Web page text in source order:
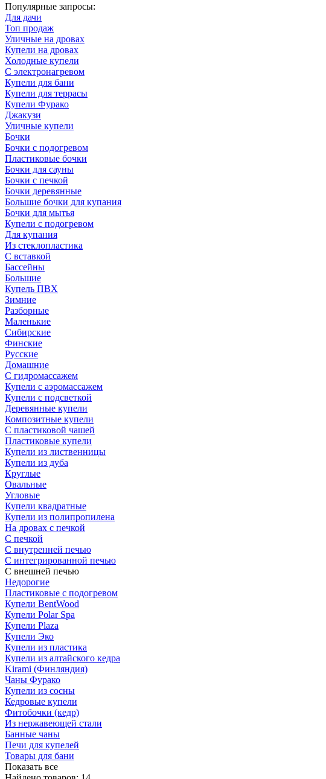
Популярные запросы:
Для дачи
Топ продаж
Уличные на дровах
Купели на дровах
Холодные купели
С электронагревом
Купели для бани
Купели для террасы
Купели Фурако
Джакузи
Уличные купели
Бочки
Бочки с подогревом
Пластиковые бочки
Бочки для сауны
Бочки с печкой
Бочки деревянные
Большие бочки для купания
Бочки для мытья
Купели с подогревом
Для купания
Из стеклопластика
С вставкой
Бассейны
Большие
Купель ПВХ
Зимние
Разборные
Маленькие
Сибирские
Финские
Русские
Домашние
С гидромассажем
Купели с аэромассажем
Купели с подсветкой
Деревянные купели
Композитные купели
С пластиковой чашей
Пластиковые купели
Купели из лиственницы
Купели из дуба
Круглые
Овальные
Угловые
Купели квадратные
Купели из полипропилена
На дровах с печкой
С печкой
С внутренней печью
С интегрированной печью
С внешней печью
Недорогие
Пластиковые с подогревом
Купели BentWood
Купели Polar Spa
Купели Plaza
Купели Эко
Купели из пластика
Купели из алтайского кедра
Kirami (Финляндия)
Чаны Фурако
Купели из сосны
Кедровые купели
Фитобочки (кедр)
Из нержавеющей стали
Банные чаны
Печи для купелей
Товары для бани
Показать все